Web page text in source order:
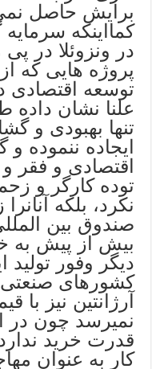
برایش حاصل
کمااینکه
در ونزوئلا در
پروژه هایی که
توسعه اقتصادی
علنا نشان داده
تنها بهبودی و
ایجاده ننموده
اقتصادی و فقر
توده کارگر و
نکرد، بلکه
صندوق بین
بیش از پیش به
دیگر وفور
کشورهای صنعتی
آرژانتین نیز با
نمیرسد چون در
قدرت خرید
کار به عنوان